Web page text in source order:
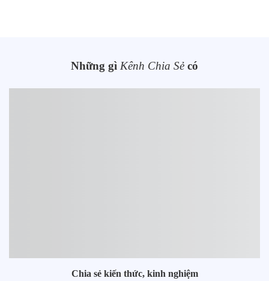
Những gì Kênh Chia Sẻ có
Chia sẻ kiến thức, kinh nghiệm